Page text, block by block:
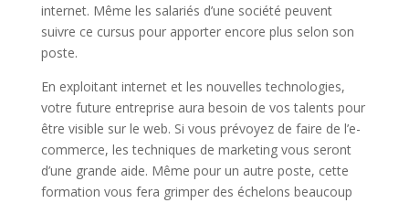
internet. Même les salariés d’une société peuvent
suivre ce cursus pour apporter encore plus selon son
poste.
En exploitant internet et les nouvelles technologies,
votre future entreprise aura besoin de vos talents pour
être visible sur le web. Si vous prévoyez de faire de l’e-
commerce, les techniques de marketing vous seront
d’une grande aide. Même pour un autre poste, cette
formation vous fera grimper des échelons beaucoup